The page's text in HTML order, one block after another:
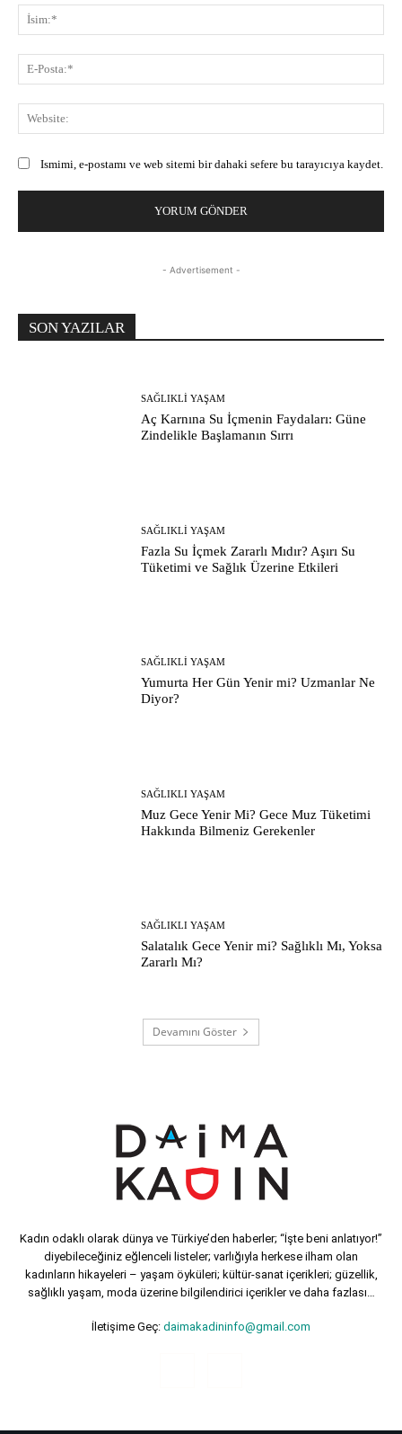
Ismimi, e-postamı ve web sitemi bir dahaki sefere bu tarayıcıya kaydet.
- Advertisement -
SON YAZILAR
SAĞLIKLI YAŞAM
Aç Karnına Su İçmenin Faydaları: Güne
Zindelikle Başlamanın Sırrı
SAĞLIKLI YAŞAM
Fazla Su İçmek Zararlı Mıdır? Aşırı Su
Tüketimi ve Sağlık Üzerine Etkileri
SAĞLIKLI YAŞAM
Yumurta Her Gün Yenir mi? Uzmanlar Ne
Diyor?
SAĞLIKLI YAŞAM
Muz Gece Yenir Mi? Gece Muz Tüketimi
Hakkında Bilmeniz Gerekenler
SAĞLIKLI YAŞAM
Salatalık Gece Yenir mi? Sağlıklı Mı, Yoksa
Zararlı Mı?
Devamını Göster
Kadın odaklı olarak dünya ve Türkiye’den haberler; “İşte beni anlatıyor!”
diyebileceğiniz eğlenceli listeler; varlığıyla herkese ilham olan
kadınların hikayeleri – yaşam öyküleri; kültür-sanat içerikleri; güzellik,
sağlıklı yaşam, moda üzerine bilgilendirici içerikler ve daha fazlası…
İletişime Geç: daimakadininfo@gmail.com